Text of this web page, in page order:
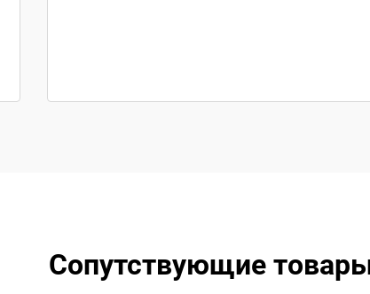
Сопутствующие